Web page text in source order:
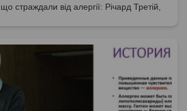
що страждали від алергії: Річард Третій,
- алерголоії.